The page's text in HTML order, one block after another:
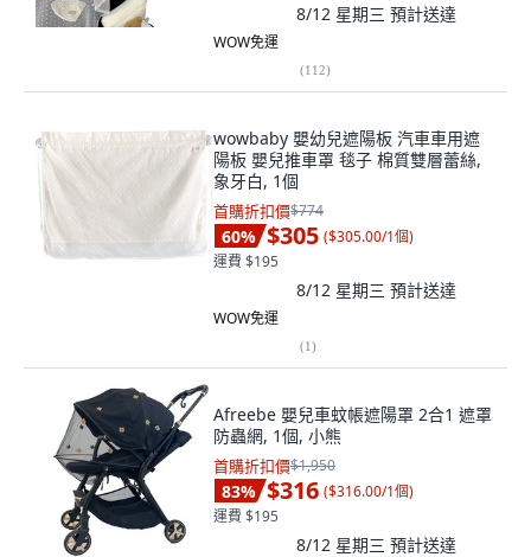
8/12 星期三 預計送達
WOW免運
(112)
wowbaby 嬰幼兒遮陽板 汽車車用遮
陽板 嬰兒推車罩 毯子 棉質雙層蕾絲,
象牙白, 1個
首購折扣價$774
60% $305 ($305.00/1個)
運費 $195
8/12 星期三 預計送達
WOW免運
(1)
Afreebe 嬰兒車蚊帳遮陽罩 2合1 遮罩
防蟲網, 1個, 小熊
首購折扣價$1,950
83% $316 ($316.00/1個)
運費 $195
8/12 星期三 預計送達